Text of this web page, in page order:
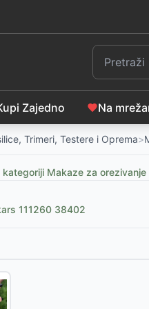
Zajedno Na
Trimeri, Testere i Oprema>
Makaze za orezivanje
111260 38402
od japanskog čelika
za lozu i voće